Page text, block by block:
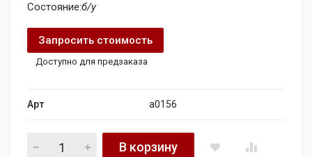
Состояние:б/у
Запросить стоимость
Доступно для предзаказа
Арт a0156
Генератор AS Bmw 5 series 522.i 24V quantity
В корзину